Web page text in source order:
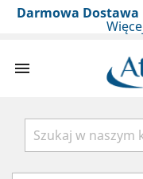
Darmowa Dostawa
